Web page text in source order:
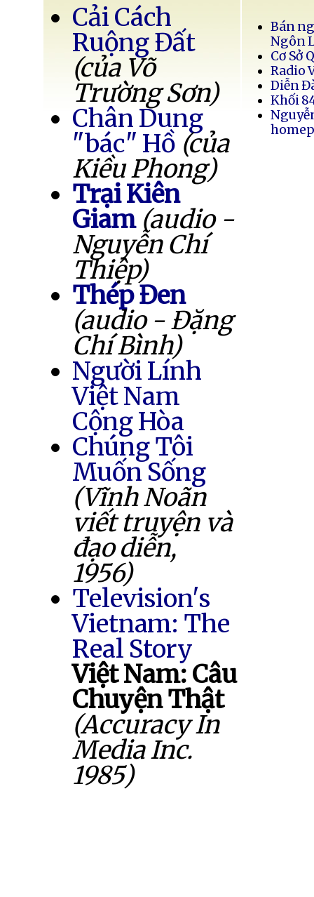
Cải Cách
Ruộng Đất
(của Võ
Trường Sơn)
Chân Dung
"bác" Hồ (của
Kiều Phong)
Trại Kiên
Giam (audio -
Nguyễn Chí
Thiệp)
Thép Đen
(audio - Đặng
Chí Bình)
Người Lính
Việt Nam
Cộng Hòa
Chúng Tôi
Muốn Sống
(Vĩnh Noãn
viết truyện và
đạo diễn,
1956)
Television's
Vietnam: The
Real Story
Việt Nam: Câu
Chuyện Thật
(Accuracy In
Media Inc.
1985)
Bán
Ngôn
Cơ Sở
Radio
Diễn
Khối